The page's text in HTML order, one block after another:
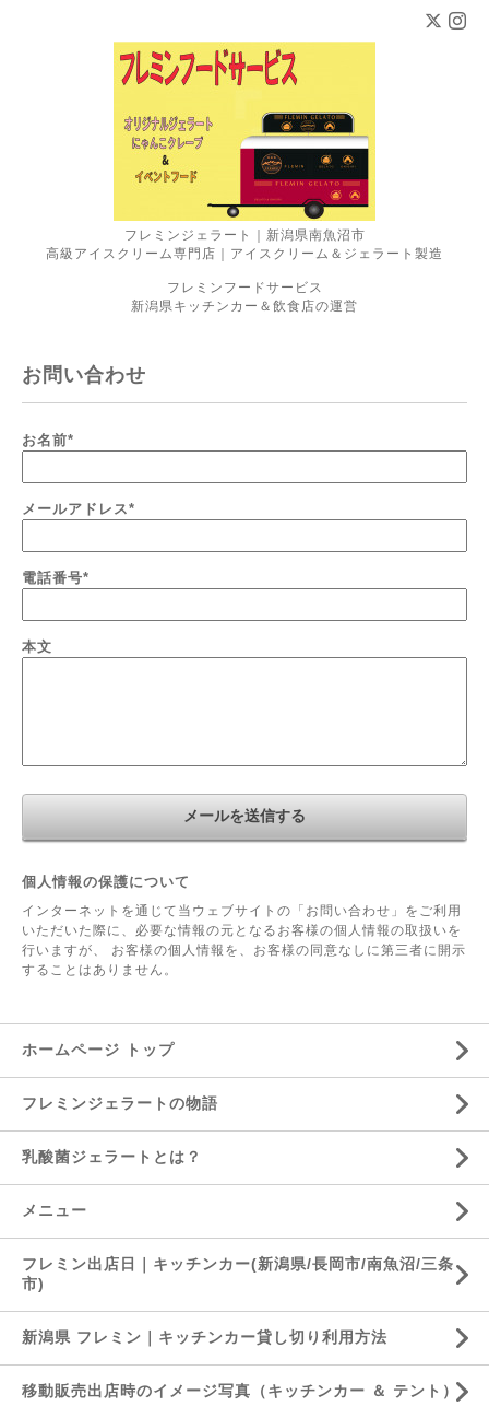
フレミンジェラート｜新潟県南魚沼市
高級アイスクリーム専門店｜アイスクリーム＆ジェラート製造
フレミンフードサービス
新潟県キッチンカー＆飲食店の運営
お問い合わせ
お名前*
メールアドレス*
電話番号*
本文
個人情報の保護について
インターネットを通じて当ウェブサイトの「お問い合わせ」をご利用
いただいた際に、必要な情報の元となるお客様の個人情報の取扱いを
行いますが、 お客様の個人情報を、お客様の同意なしに第三者に開示
することはありません。
ホームページ トップ
フレミンジェラートの物語
乳酸菌ジェラートとは？
メニュー
フレミン出店日｜キッチンカー(新潟県/長岡市/南魚沼/三条
市)
新潟県 フレミン｜キッチンカー貸し切り利用方法
移動販売出店時のイメージ写真（キッチンカー ＆ テント）